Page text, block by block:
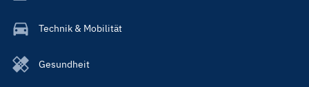
Technik & Mobilität
Gesundheit